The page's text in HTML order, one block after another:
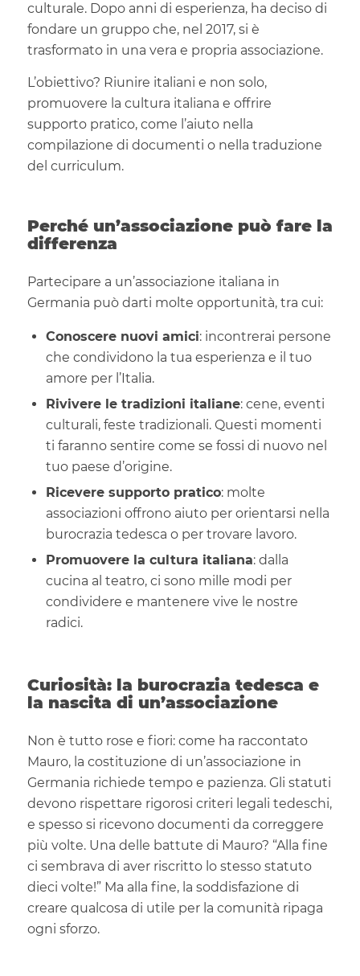
culturale. Dopo anni di esperienza, ha deciso di
fondare un gruppo che, nel 2017, si è
trasformato in una vera e propria associazione.
L’obiettivo? Riunire italiani e non solo,
promuovere la cultura italiana e offrire
supporto pratico, come l’aiuto nella
compilazione di documenti o nella traduzione
del curriculum.
Perché un’associazione può fare la
differenza
Partecipare a un’associazione italiana in
Germania può darti molte opportunità, tra cui:
Conoscere nuovi amici: incontrerai persone
che condividono la tua esperienza e il tuo
amore per l’Italia.
Rivivere le tradizioni italiane: cene, eventi
culturali, feste tradizionali. Questi momenti
ti faranno sentire come se fossi di nuovo nel
tuo paese d’origine.
Ricevere supporto pratico: molte
associazioni offrono aiuto per orientarsi nella
burocrazia tedesca o per trovare lavoro.
Promuovere la cultura italiana: dalla
cucina al teatro, ci sono mille modi per
condividere e mantenere vive le nostre
radici.
Curiosità: la burocrazia tedesca e
la nascita di un’associazione
Non è tutto rose e fiori: come ha raccontato
Mauro, la costituzione di un’associazione in
Germania richiede tempo e pazienza. Gli statuti
devono rispettare rigorosi criteri legali tedeschi,
e spesso si ricevono documenti da correggere
più volte. Una delle battute di Mauro? “Alla fine
ci sembrava di aver riscritto lo stesso statuto
dieci volte!” Ma alla fine, la soddisfazione di
creare qualcosa di utile per la comunità ripaga
ogni sforzo.